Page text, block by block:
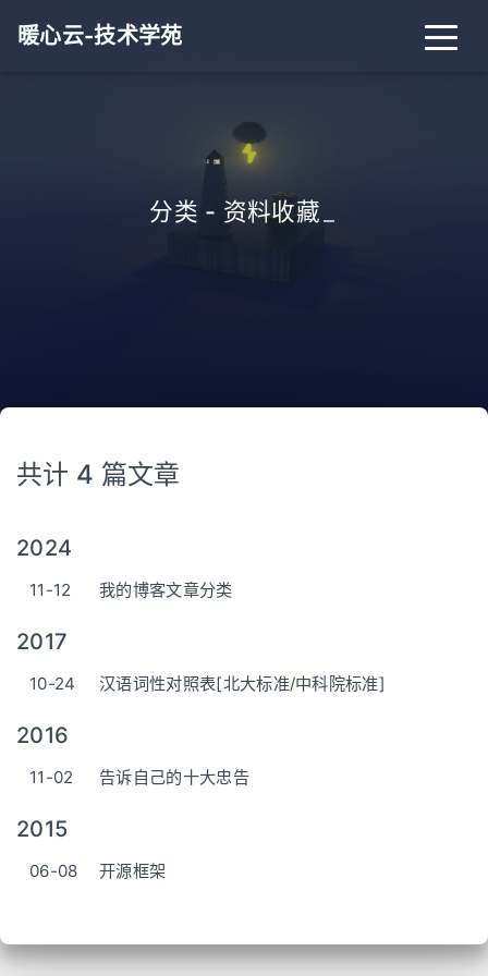
暖心云-技术学苑
分类 - 资料收藏
共计 4 篇文章
2024
11-12 我的博客文章分类
2017
10-24 汉语词性对照表[北大标准/中科院标准]
2016
11-02 告诉自己的十大忠告
2015
06-08 开源框架